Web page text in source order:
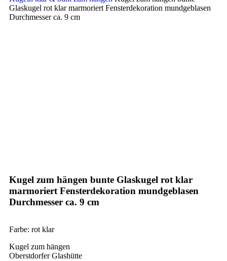
Glaskugel rot klar marmoriert Fensterdekoration mundgeblasen
Durchmesser ca. 9 cm
Kugel zum hängen bunte Glaskugel rot klar
marmoriert Fensterdekoration mundgeblasen
Durchmesser ca. 9 cm
Farbe: rot klar
Kugel zum hängen
Oberstdorfer Glashütte